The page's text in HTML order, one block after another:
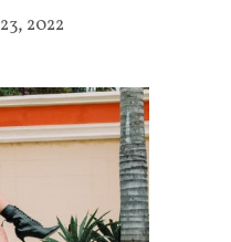
2022